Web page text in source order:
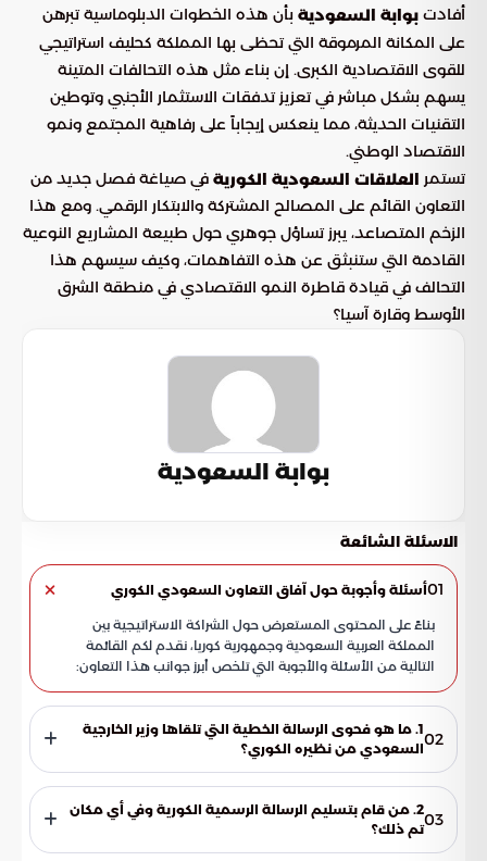
أفادت بوابة السعودية بأن هذه الخطوات الدبلوماسية تبرهن
على المكانة المرموقة التي تحظى بها المملكة كحليف استراتيجي
للقوى الاقتصادية الكبرى. إن بناء مثل هذه التحالفات المتينة
يسهم بشكل مباشر في تعزيز تدفقات الاستثمار الأجنبي وتوطين
التقنيات الحديثة، مما ينعكس إيجاباً على رفاهية المجتمع ونمو
الاقتصاد الوطني.
تستمر العلاقات السعودية الكورية في صياغة فصل جديد من
التعاون القائم على المصالح المشتركة والابتكار الرقمي. ومع هذا
الزخم المتصاعد، يبرز تساؤل جوهري حول طبيعة المشاريع النوعية
القادمة التي ستنبثق عن هذه التفاهمات، وكيف سيسهم هذا
التحالف في قيادة قاطرة النمو الاقتصادي في منطقة الشرق
الأوسط وقارة آسيا؟
بوابة السعودية
الاسئلة الشائعة
01أسئلة وأجوبة حول آفاق التعاون السعودي الكوري
بناءً على المحتوى المستعرض حول الشراكة الاستراتيجية بين
المملكة العربية السعودية وجمهورية كوريا، نقدم لكم القائمة
التالية من الأسئلة والأجوبة التي تلخص أبرز جوانب هذا التعاون:
02 1. ما هو فحوى الرسالة الخطية التي تلقاها وزير الخارجية
السعودي من نظيره الكوري؟
تناولت الرسالة الخطية التي بعث بها معالي جو هيون سبل تعزيز
العلاقات الثنائية والارتقاء بها إلى مستويات غير مسبوقة. كما ركزت
على دفع العمل المشترك نحو آفاق أرحب تلبي تطلعات البلدين في
مختلف المجالات.
03 2. من قام بتسليم الرسالة الرسمية الكورية وفي أي مكان
تم ذلك؟